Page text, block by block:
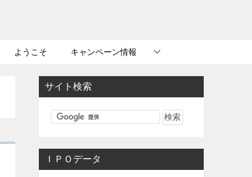
ようこそ キャンペーン情報
サイト検索
ＩＰＯデータ